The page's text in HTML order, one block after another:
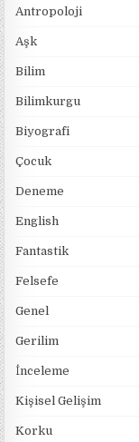
Antropoloji
Aşk
Bilim
Bilimkurgu
Biyografi
Çocuk
Deneme
English
Fantastik
Felsefe
Genel
Gerilim
İnceleme
Kişisel Gelişim
Korku